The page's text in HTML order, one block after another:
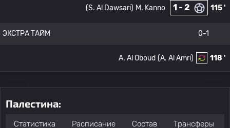
115 '
1 - 2
M. Kanno
(S. Al Dawsari)
ЭКСТРА ТАЙМ 0-1
118 '
(A. Al Amri)
A. Al Oboud
Палестина:
Статистика Расписание Состав Трансферы